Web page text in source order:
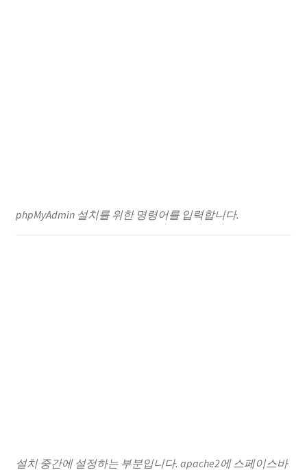
phpMyAdmin 설치를 위한 명령어를 입력합니다.
설치 중간에 설정하는 부분입니다. apache2에 스페이스바